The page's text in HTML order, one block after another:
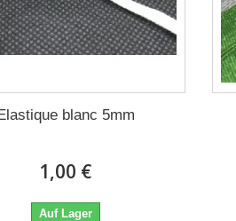
blanc 5mm
1,00 €
Auf Lager